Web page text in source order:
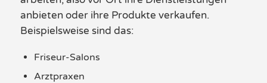
anbieten oder ihre Produkte verkaufen.
Beispielsweise sind das:
Friseur-Salons
Arztpraxen